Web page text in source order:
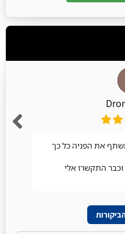
את הפניה כל כך
התקשרו אלי